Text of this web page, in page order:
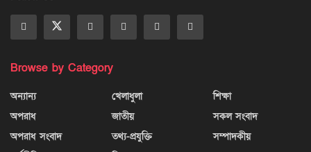
Browse by Category
অন্যান্য
অপরাধ
অপরাধ সংবাদ
খেলাধুলা
জাতীয়
তথ্য-প্রযুক্তি
শিক্ষা
সকল সংবাদ
সম্পাদকীয়